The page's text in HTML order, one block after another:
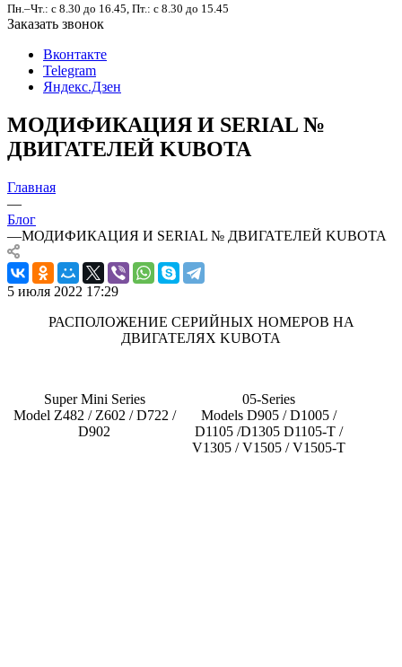
Пн.–Чт.: с 8.30 до 16.45, Пт.: с 8.30 до 15.45
Заказать звонок
Вконтакте
Telegram
Яндекс.Дзен
МОДИФИКАЦИЯ И SERIAL №
ДВИГАТЕЛЕЙ KUBOTA
Главная
—
Блог
—МОДИФИКАЦИЯ И SERIAL № ДВИГАТЕЛЕЙ KUBOTA
5 июля 2022 17:29
РАСПОЛОЖЕНИЕ СЕРИЙНЫХ НОМЕРОВ НА
ДВИГАТЕЛЯХ KUBOTA
Super Mini Series
Model Z482 / Z602 / D722 /
D902
05-Series
Models D905 / D1005 /
D1105 /D1305 D1105-T /
V1305 / V1505 / V1505-T